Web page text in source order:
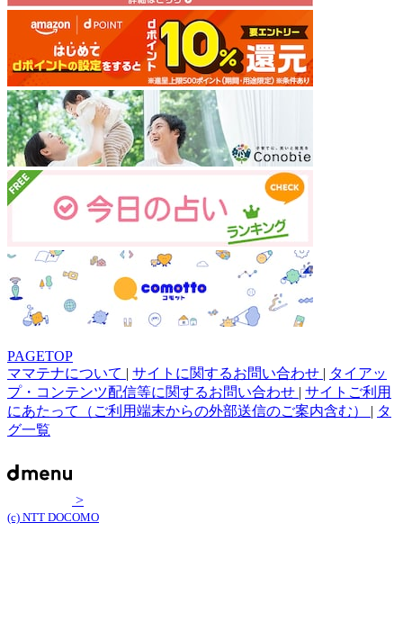
PAGETOP
ママテナについて | サイトに関するお問い合わせ | タイアッ
プ・コンテンツ配信等に関するお問い合わせ | サイトご利用
にあたって（ご利用端末からの外部送信のご案内含む） | タ
グ一覧
>
(c) NTT DOCOMO